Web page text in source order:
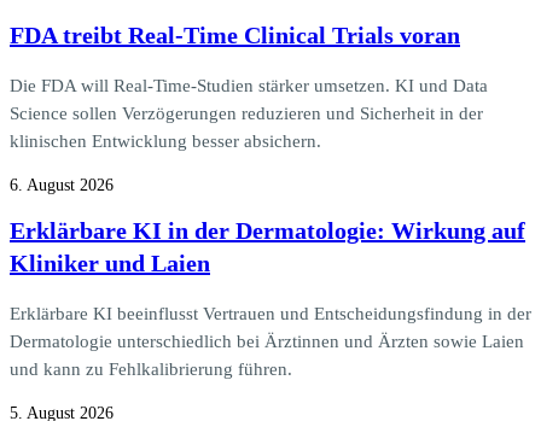
FDA treibt Real-Time Clinical Trials voran
Die FDA will Real-Time-Studien stärker umsetzen. KI und Data
Science sollen Verzögerungen reduzieren und Sicherheit in der
klinischen Entwicklung besser absichern.
6. August 2026
Erklärbare KI in der Dermatologie: Wirkung auf
Kliniker und Laien
Erklärbare KI beeinflusst Vertrauen und Entscheidungsfindung in der
Dermatologie unterschiedlich bei Ärztinnen und Ärzten sowie Laien
und kann zu Fehlkalibrierung führen.
5. August 2026